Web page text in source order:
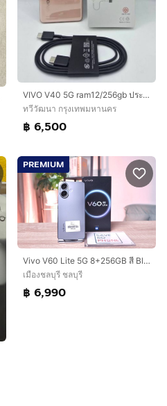
VIVO V40 5G ram12/256gb ประกันเหลือ ต.ค. 69
ทวีวัฒนา กรุงเทพมหานคร
฿ 6,500
PREMIUM
Vivo V60 Lite 5G 8+256GB สี Black เครื่องสวย ราคาเพียง 6,990.- มีประกันร้าน 60วัน
เมืองชลบุรี ชลบุรี
฿ 6,990